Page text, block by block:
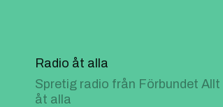
Radio åt alla
Spretig radio från Förbundet Allt
åt alla